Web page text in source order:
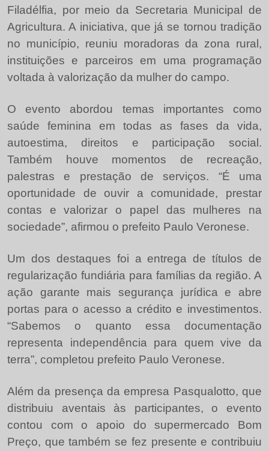
Filadélfia, por meio da Secretaria Municipal de
Agricultura. A iniciativa, que já se tornou tradição
no município, reuniu moradoras da zona rural,
instituições e parceiros em uma programação
voltada à valorização da mulher do campo.
O evento abordou temas importantes como
saúde feminina em todas as fases da vida,
autoestima, direitos e participação social.
Também houve momentos de recreação,
palestras e prestação de serviços. “É uma
oportunidade de ouvir a comunidade, prestar
contas e valorizar o papel das mulheres na
sociedade”, afirmou o prefeito Paulo Veronese.
Um dos destaques foi a entrega de títulos de
regularização fundiária para famílias da região. A
ação garante mais segurança jurídica e abre
portas para o acesso a crédito e investimentos.
“Sabemos o quanto essa documentação
representa independência para quem vive da
terra”, completou prefeito Paulo Veronese.
Além da presença da empresa Pasqualotto, que
distribuiu aventais às participantes, o evento
contou com o apoio do supermercado Bom
Preço, que também se fez presente e contribuiu